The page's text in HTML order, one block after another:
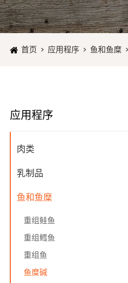
首页 应用程序 鱼和鱼糜
应用程序
肉类
乳制品
鱼和鱼糜
重组鲑鱼
重组鳕鱼
重组鱼
鱼糜碱